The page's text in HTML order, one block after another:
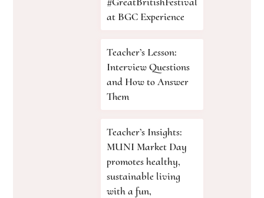
at BGC Experience
Teacher’s Lesson:
Interview Questions
and How to Answer
Them
Teacher’s Insights:
MUNI Market Day
promotes healthy,
sustainable living
with a fun,